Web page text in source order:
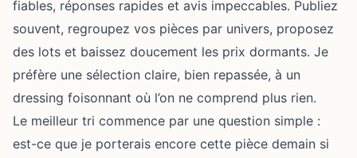
fiables, réponses rapides et avis impeccables. Publiez
souvent, regroupez vos pièces par univers, proposez
des lots et baissez doucement les prix dormants. Je
préfère une sélection claire, bien repassée, à un
dressing foisonnant où l’on ne comprend plus rien.
Le meilleur tri commence par une question simple :
est-ce que je porterais encore cette pièce demain si